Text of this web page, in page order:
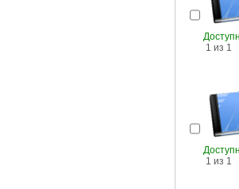
1 из 1
1 из 1